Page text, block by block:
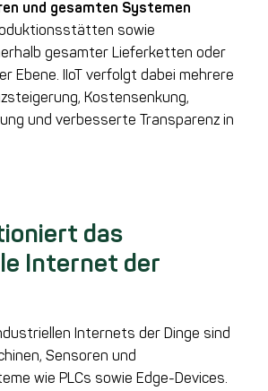
und gesamten Systemen
sowie
gesamter Lieferketten oder
Ebene. IIoT verfolgt dabei mehrere
Kostensenkung,
und verbesserte Transparenz in
das
Internet der
Internets der Dinge sind
Sensoren und
wie PLCs sowie Edge-Devices.